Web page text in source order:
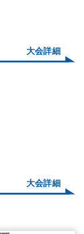
大会詳細
大会詳細